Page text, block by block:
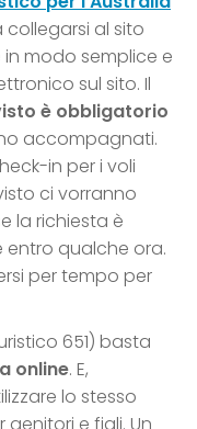
collegarsi al sito
modo semplice e
sul sito. Il
è obbligatorio
accompagnati.
in per i voli
ci vorranno
la richiesta è
qualche ora.
per tempo per
651) basta
online. E,
lo stesso